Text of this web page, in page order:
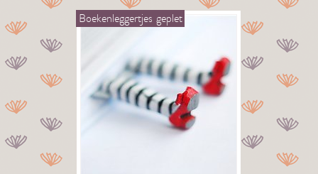
Boekenleggertjes geplet